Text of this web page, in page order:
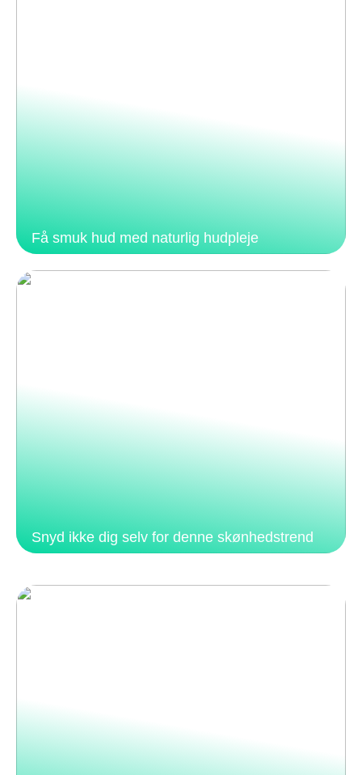
Få smuk hud med naturlig hudpleje
Snyd ikke dig selv for denne skønhedstrend